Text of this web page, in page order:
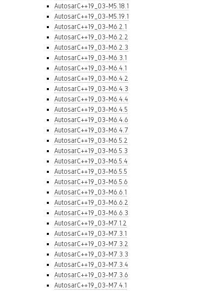
AutosarC++19_03-M5.18.1
AutosarC++19_03-M5.19.1
AutosarC++19_03-M6.2.1
AutosarC++19_03-M6.2.2
AutosarC++19_03-M6.2.3
AutosarC++19_03-M6.3.1
AutosarC++19_03-M6.4.1
AutosarC++19_03-M6.4.2
AutosarC++19_03-M6.4.3
AutosarC++19_03-M6.4.4
AutosarC++19_03-M6.4.5
AutosarC++19_03-M6.4.6
AutosarC++19_03-M6.4.7
AutosarC++19_03-M6.5.2
AutosarC++19_03-M6.5.3
AutosarC++19_03-M6.5.4
AutosarC++19_03-M6.5.5
AutosarC++19_03-M6.5.6
AutosarC++19_03-M6.6.1
AutosarC++19_03-M6.6.2
AutosarC++19_03-M6.6.3
AutosarC++19_03-M7.1.2
AutosarC++19_03-M7.3.1
AutosarC++19_03-M7.3.2
AutosarC++19_03-M7.3.3
AutosarC++19_03-M7.3.4
AutosarC++19_03-M7.3.6
AutosarC++19_03-M7.4.1